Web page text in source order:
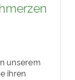
unserem
ihren